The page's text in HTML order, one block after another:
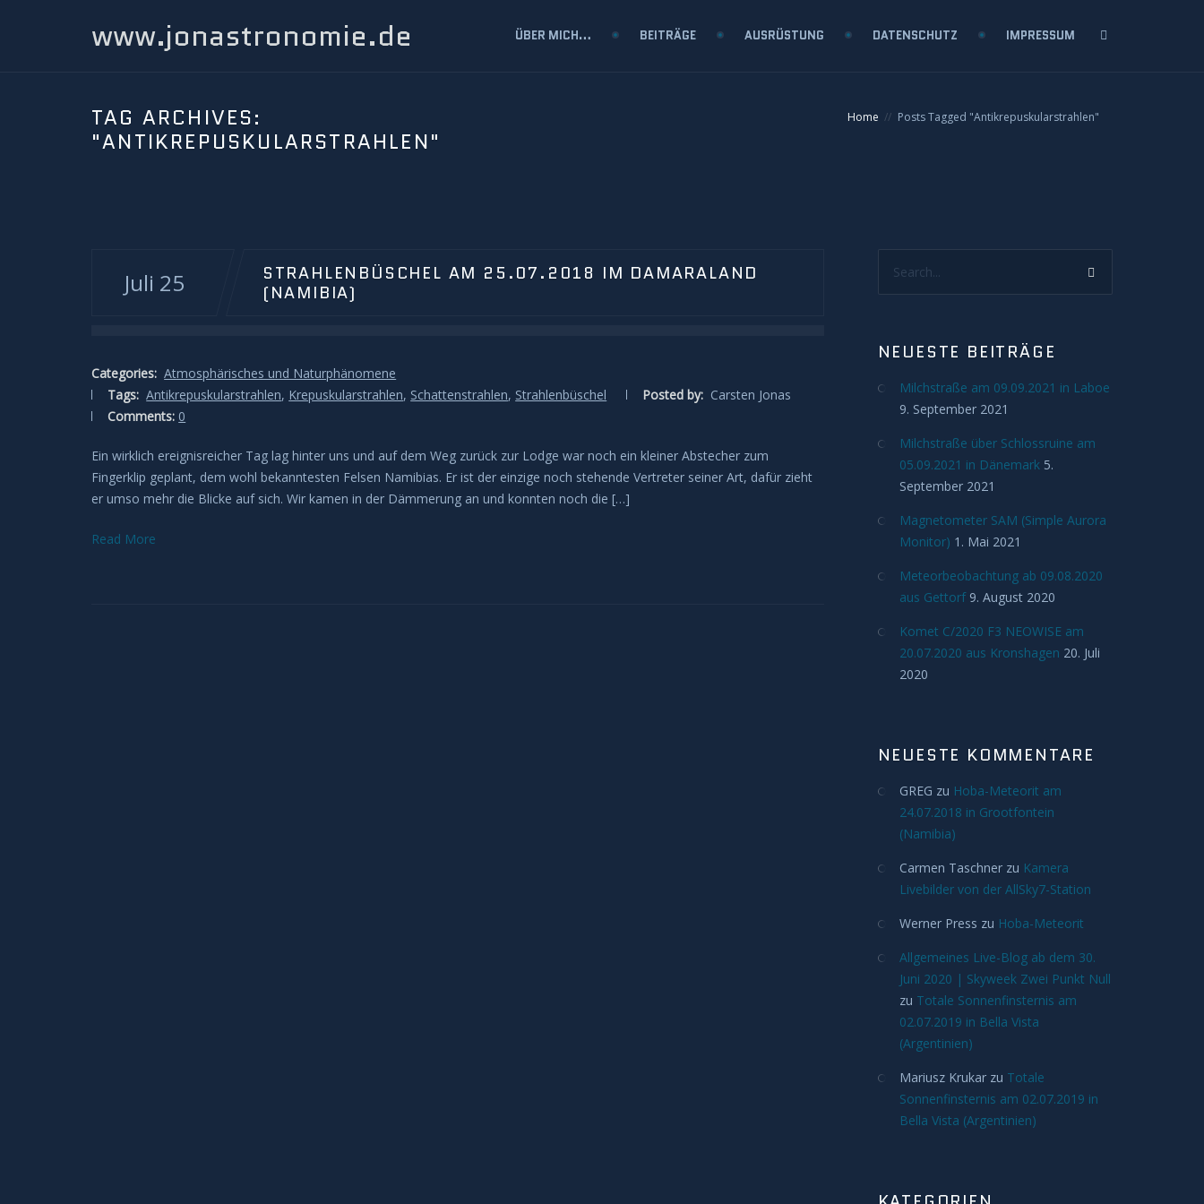
www.jonastronomie.de ÜBER MICH… BEITRÄGE AUSRÜSTUNG DATENSCHUTZ IMPRESSUM
TAG ARCHIVES:
"ANTIKREPUSKULARSTRAHLEN"
Home Posts Tagged "Antikrepuskularstrahlen"
Juli 25
STRAHLENBÜSCHEL AM 25.07.2018 IM DAMARALAND
(NAMIBIA)
Categories: Atmosphärisches und Naturphänomene
Tags: Antikrepuskularstrahlen, Krepuskularstrahlen, Schattenstrahlen, Strahlenbüschel Posted by: Carsten Jonas
Comments: 0
Ein wirklich ereignisreicher Tag lag hinter uns und auf dem Weg zurück zur Lodge war noch ein kleiner Abstecher zum
Fingerklip geplant, dem wohl bekanntesten Felsen Namibias. Er ist der einzige noch stehende Vertreter seiner Art, dafür zieht
er umso mehr die Blicke auf sich. Wir kamen in der Dämmerung an und konnten noch die […]
Read More
NEUESTE BEITRÄGE
Milchstraße am 09.09.2021 in Laboe
9. September 2021
Milchstraße über Schlossruine am
05.09.2021 in Dänemark 5.
September 2021
Magnetometer SAM (Simple Aurora
Monitor) 1. Mai 2021
Meteorbeobachtung ab 09.08.2020
aus Gettorf 9. August 2020
Komet C/2020 F3 NEOWISE am
20.07.2020 aus Kronshagen 20. Juli
2020
NEUESTE KOMMENTARE
GREG zu Hoba-Meteorit am
24.07.2018 in Grootfontein
(Namibia)
Carmen Taschnerzu Kamera
Livebilder von der AllSky7-Station
Werner Press zu Hoba-Meteorit
Allgemeines Live-Blog ab dem 30.
Juni 2020 | Skyweek Zwei Punkt Null
zu Totale Sonnenfinsternis am
02.07.2019 in Bella Vista
(Argentinien)
Mariusz Krukarzu Totale
Sonnenfinsternis am 02.07.2019 in
Bella Vista (Argentinien)